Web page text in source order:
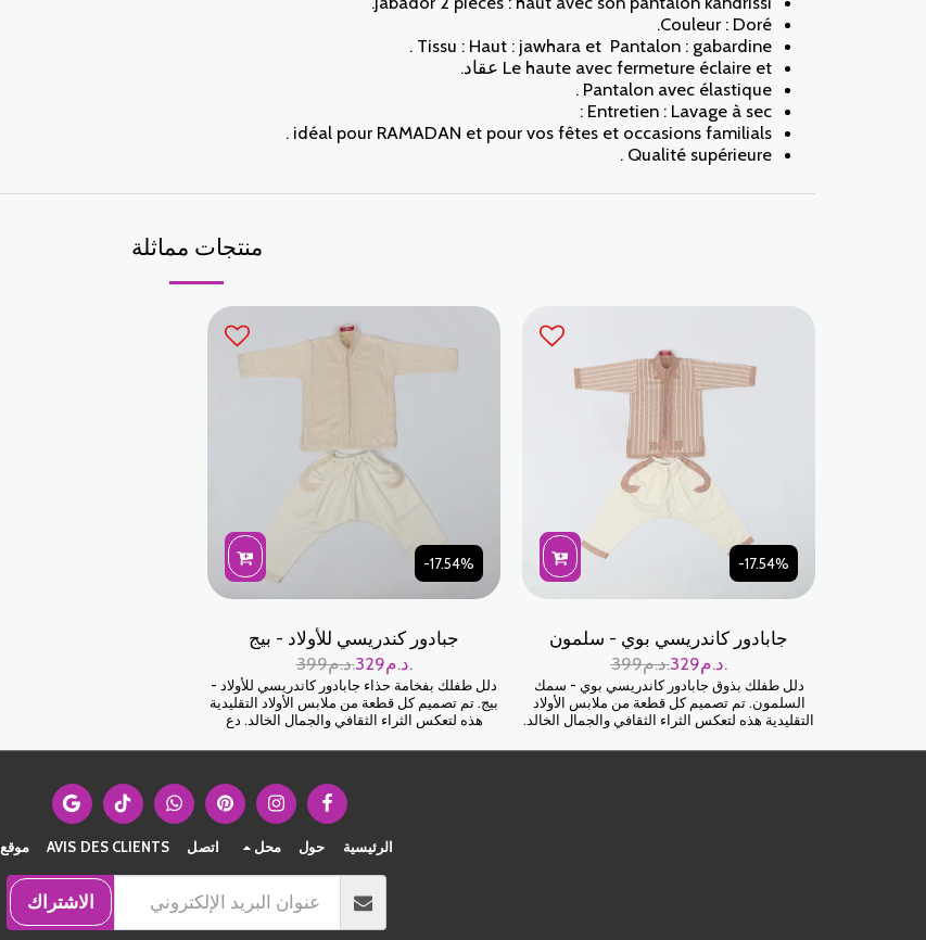
Couleur : Doré.
Tissu : Haut : jawhara et Pantalon : gabardine .
Le haute avec fermeture éclaire et عقاد.
Pantalon avec élastique .
Entretien : Lavage à sec :
idéal pour RAMADAN et pour vos fêtes et occasions familials .
Qualité supérieure .
منتجات مماثلة
-17.54%
جابادور كاندريسي بوي - سلمون
399
د.م.329 د.م.
دلل طفلك بذوق جابادور كاندريسي بوي - سمك
السلمون. تم تصميم كل قطعة من ملابس الأولاد
التقليدية هذه لتعكس الثراء الثقافي والجمال الخالد.
هذا الجابادور الأنيق بشكل لا لبس فيه.
-17.54%
جبادور كندريسي للأولاد - بيج
399
د.م.329 د.م.
دلل طفلك بفخامة حذاء جابادور كاندريسي للأولاد -
بيج. تم تصميم كل قطعة من ملابس الأولاد التقليدية
هذه لتعكس الثراء الثقافي والجمال الخالد. دع
الجابادور الأنيق بشكل لا لبس فيه.
الرئيسية حول محل اتصل AVIS DES CLIENTS موقع
الاشتراك